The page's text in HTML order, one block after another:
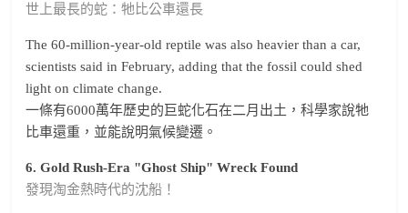
世上最長的蛇：牠比公車還長
The 60-million-year-old reptile was also heavier than a car,
scientists said in February, adding that the fossil could shed
light on climate change.
一條有6000萬年歷史的巨蛇化石在二月出土，科學家說牠
比車還重，並能說明氣候變遷。
6. Gold Rush-Era "Ghost Ship" Wreck Found
發現淘金熱時代的沈船！